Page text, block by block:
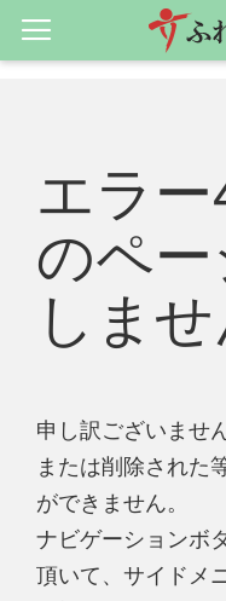
エラ
のペ
しま
申し訳ございませ
または削除された
ができません。
ナビゲーションボ
頂いて、サイドメ